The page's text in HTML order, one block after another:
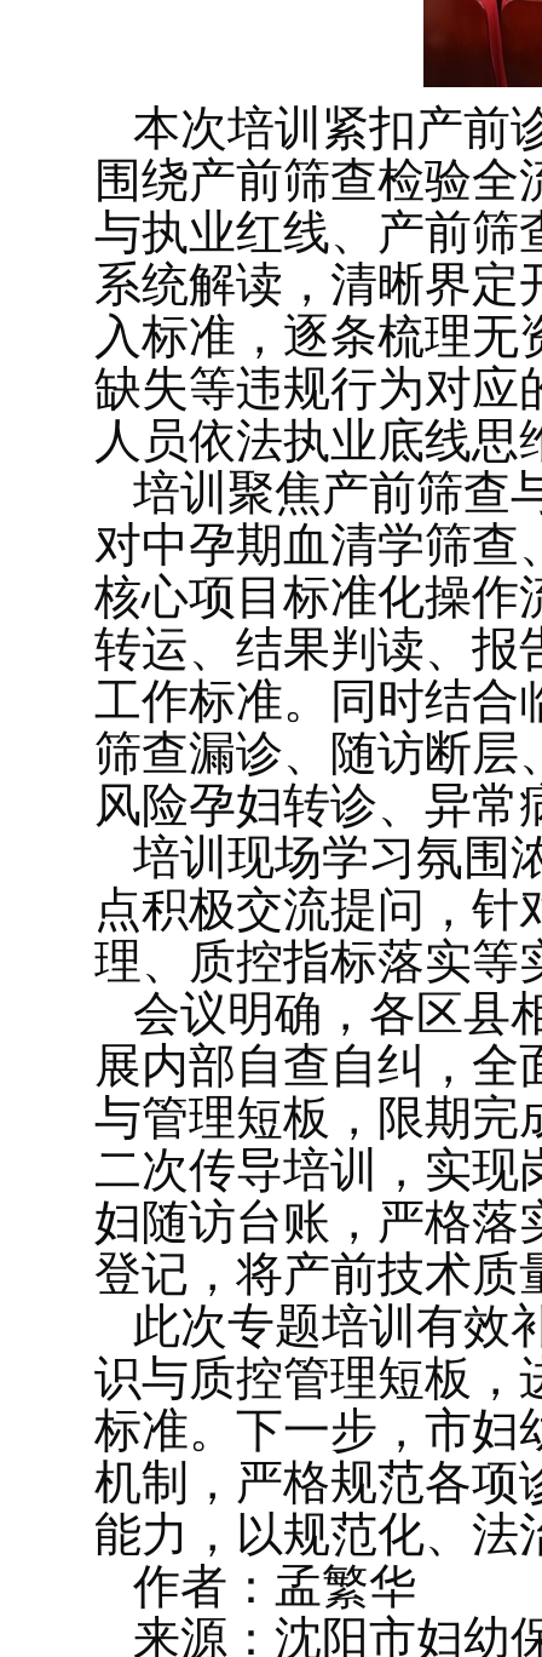
本次培训紧扣产前
围绕产前筛查检验
与执业红线、产前筛
系统解读，清晰界定
入标准，逐条梳理
缺失等违规行为对应
人员依法执业底线思
培训聚焦产前筛查
对中孕期血清学筛查
核心项目标准化操作
转运、结果判读、报
工作标准。同时结合
筛查漏诊、随访断层
风险孕妇转诊、异
培训现场学习氛围
点积极交流提问，
理、质控指标落实等
会议明确，各区县
展内部自查自纠，
与管理短板，限期完
二次传导培训，实现
妇随访台账，严格落
登记，将产前技术质
此次专题培训有效
识与质控管理短板，
标准。下一步，市妇
机制，严格规范各项
能力，以规范化、法
作者：孟繁华
来源：沈阳市妇幼